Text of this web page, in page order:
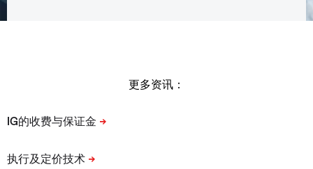
更多资讯：